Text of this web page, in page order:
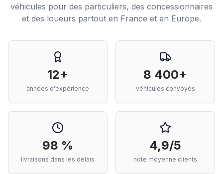
véhicules pour des particuliers, des concessionnaires
et des loueurs partout en France et en Europe.
12+
années d'expérience
8 400+
véhicules convoyés
98 %
livraisons dans les délais
4,9/5
note moyenne clients